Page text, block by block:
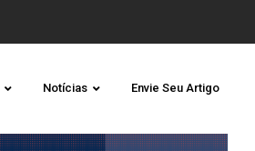
Notícias Envie Seu Artigo